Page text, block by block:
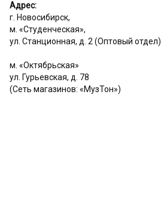
Адрес:
г. Новосибирск,
м. «Студенческая»,
ул. Станционная, д. 2 (Оптовый отдел)
м. «Октябрьская»
ул. Гурьевская, д. 78
(Сеть магазинов: «МузТон»)